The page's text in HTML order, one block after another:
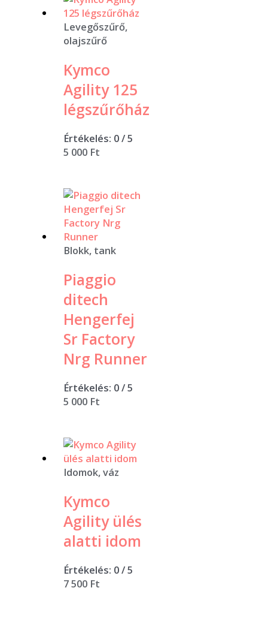
Levegőszűrő,
olajszűrő
Kymco
Agility 125
légszűrőház
Értékelés: 0/ 5
5 000 Ft
Blokk, tank
Piaggio
ditech
Hengerfej
Sr Factory
Nrg Runner
Értékelés: 0/ 5
5 000 Ft
Idomok, váz
Kymco
Agility ülés
alatti idom
Értékelés: 0/ 5
7 500 Ft